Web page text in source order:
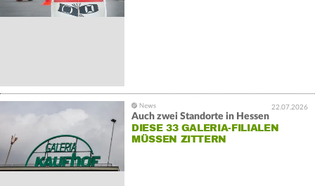
22.07.2026
Auch zwei Standorte in Hessen
DIESE 33 GALERIA-FILIALEN
MÜSSEN ZITTERN